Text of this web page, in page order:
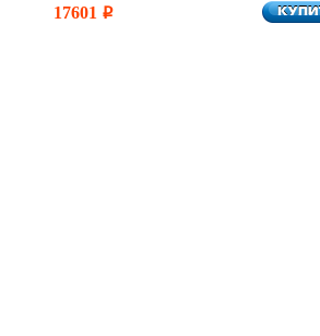
17601 i